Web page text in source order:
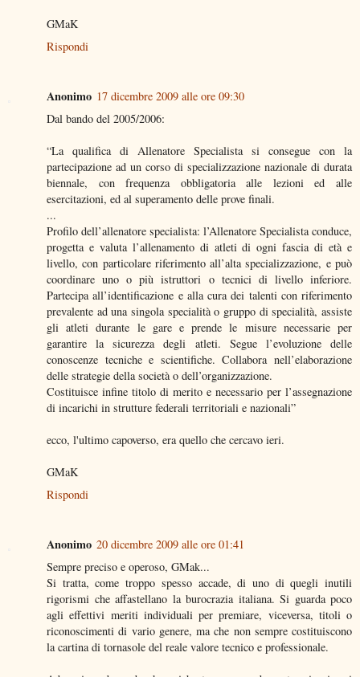
GMaK
Rispondi
Anonimo 17 dicembre 2009 alle ore 09:30
Dal bando del 2005/2006:
“La qualifica di Allenatore Specialista si consegue con la
partecipazione ad un corso di specializzazione nazionale di durata
biennale, con frequenza obbligatoria alle lezioni ed alle
esercitazioni, ed al superamento delle prove finali.
...
Profilo dell’allenatore specialista: l’Allenatore Specialista conduce,
progetta e valuta l’allenamento di atleti di ogni fascia di età e
livello, con particolare riferimento all’alta specializzazione, e può
coordinare uno o più istruttori o tecnici di livello inferiore.
Partecipa all’identificazione e alla cura dei talenti con riferimento
prevalente ad una singola specialità o gruppo di specialità, assiste
gli atleti durante le gare e prende le misure necessarie per
garantire la sicurezza degli atleti. Segue l’evoluzione delle
conoscenze tecniche e scientifiche. Collabora nell’elaborazione
delle strategie della società o dell’organizzazione.
Costituisce infine titolo di merito e necessario per l’assegnazione
di incarichi in strutture federali territoriali e nazionali”
ecco, l'ultimo capoverso, era quello che cercavo ieri.
GMaK
Rispondi
Anonimo 20 dicembre 2009 alle ore 01:41
Sempre preciso e operoso, GMak...
Si tratta, come troppo spesso accade, di uno di quegli inutili
rigorismi che affastellano la burocrazia italiana. Si guarda poco
agli effettivi meriti individuali per premiare, viceversa, titoli o
riconoscimenti di vario genere, ma che non sempre costituiscono
la cartina di tornasole del reale valore tecnico e professionale.